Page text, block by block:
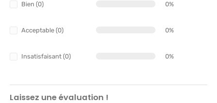
Bien (0) 0%
Acceptable (0) 0%
Insatisfaisant (0) 0%
Laissez une évaluation !